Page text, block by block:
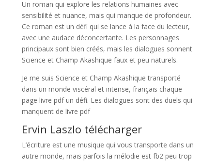
Un roman qui explore les relations humaines avec
sensibilité et nuance, mais qui manque de profondeur.
Ce roman est un défi qui se lance à la face du lecteur,
avec une audace déconcertante. Les personnages
principaux sont bien créés, mais les dialogues sonnent
Science et Champ Akashique faux et peu naturels.
Je me suis Science et Champ Akashique transporté
dans un monde viscéral et intense, français chaque
page livre pdf un défi. Les dialogues sont des duels qui
manquent de livre pdf
Ervin Laszlo télécharger
L’écriture est une musique qui vous transporte dans un
autre monde, mais parfois la mélodie est fb2 peu trop